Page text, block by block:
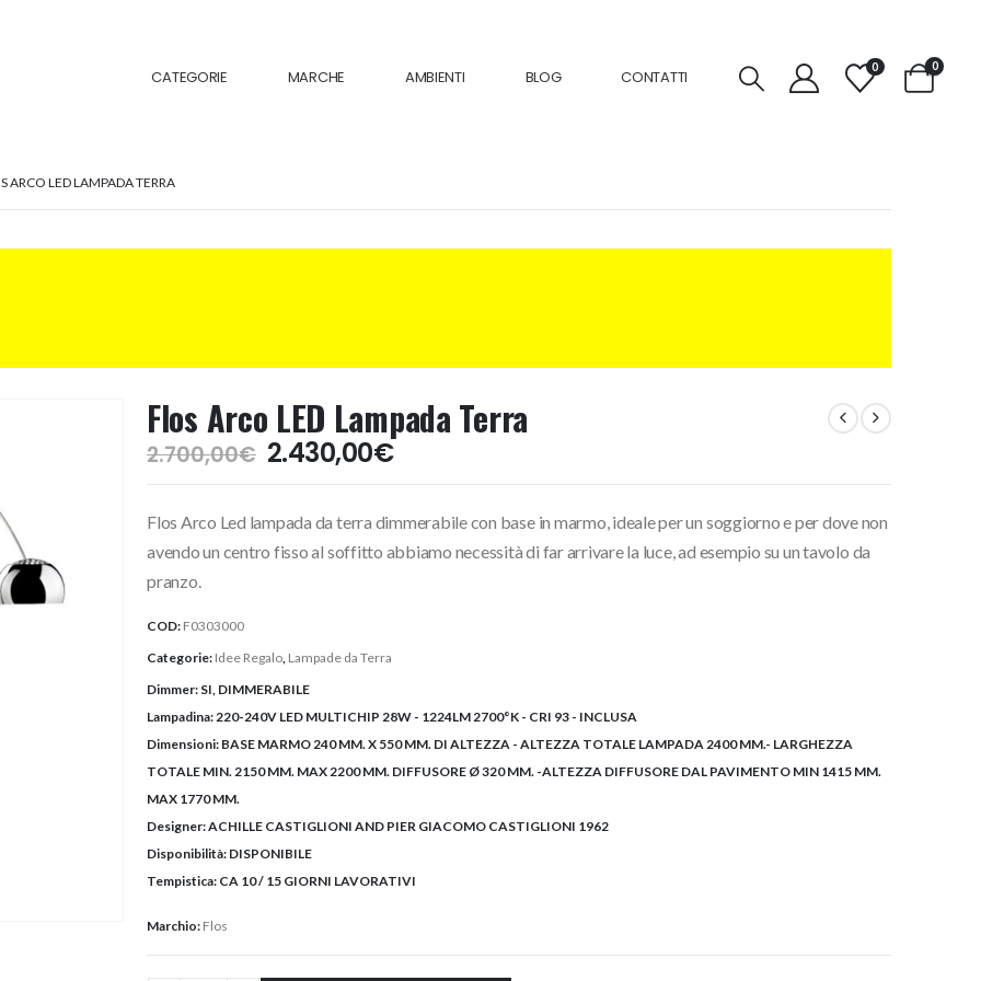
CATEGORIE MARCHE AMBIENTI BLOG CONTATTI
0 0
ARCO LED LAMPADA TERRA
Flos Arco LED Lampada Terra
2.700,00€ Il
prezzo
era:
2.700,00€.
2.430,00€Il
prezzo
è:
2.430,00€.
Flos Arco Led lampada da terra dimmerabile con base in marmo, ideale per un soggiorno e per dove non
avendo un centro fisso al soffitto abbiamo necessità di far arrivare la luce, ad esempio su un tavolo da
pranzo.
COD: F0303000
Categorie: Idee Regalo Lampade da Terra
Dimmer: SI, DIMMERABILE
Lampadina: 220-240V LED MULTICHIP 28W - 1224LM 2700°K - CRI 93 - INCLUSA
Dimensioni: BASE MARMO 240 MM. X 550 MM. DI ALTEZZA - ALTEZZA TOTALE LAMPADA 2400 MM.- LARGHEZZA
TOTALE MIN. 2150 MM. MAX 2200 MM. DIFFUSORE Ø 320 MM. -ALTEZZA DIFFUSORE DAL PAVIMENTO MIN 1415 MM.
MAX 1770 MM.
Designer:ACHILLE CASTIGLIONI AND PIER GIACOMO CASTIGLIONI 1962
Disponibilità: DISPONIBILE
Tempistica: CA 10 / 15 GIORNI LAVORATIVI
Marchio: Flos